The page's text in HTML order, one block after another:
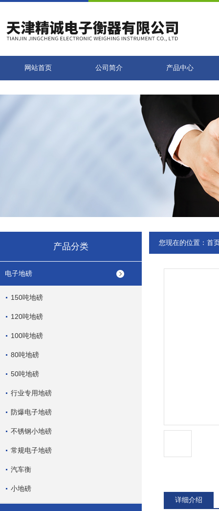
网站首页 公司简介 产品中心
产品分类
电子地磅
150吨地磅
120吨地磅
100吨地磅
80吨地磅
50吨地磅
行业专用地磅
防爆电子地磅
不锈钢小地磅
常规电子地磅
汽车衡
小地磅
您现在的位置： 首
详细介绍